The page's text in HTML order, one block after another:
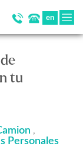
en
tu
,
Personales